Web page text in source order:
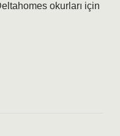
okurları için